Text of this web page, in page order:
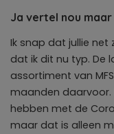
Ja vertel nou
Ik snap dat jullie net
dat ik dit nu typ. De
assortiment van
maanden daarvoor.
hebben met de
maar dat is alleen